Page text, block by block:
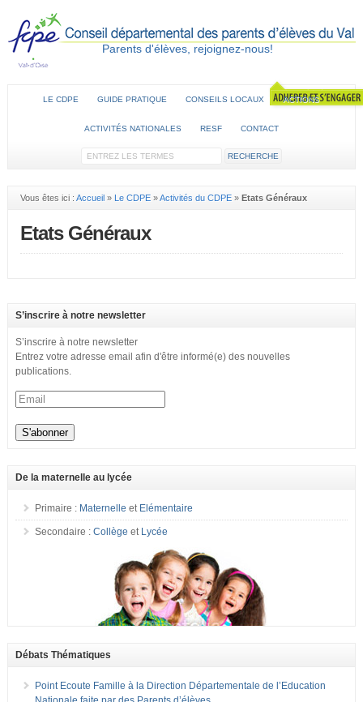
Parents d'élèves, rejoignez-nous!
LE CDPE GUIDE PRATIQUE CONSEILS LOCAUX ACTIONS
ACTIVITÉS NATIONALES RESF CONTACT
Vous êtes ici : Accueil» Le CDPE»Activités du CDPE» Etats Généraux
Etats Généraux
S’inscrire à notre newsletter
S’inscrire à notre newsletter
Entrez votre adresse email afin d'être informé(e) des nouvelles
publications.
De la maternelle au lycée
Primaire : Maternelle et Elémentaire
Secondaire : Collège et Lycée
Débats Thématiques
Point Ecoute Famille à la Direction Départementale de l’Education